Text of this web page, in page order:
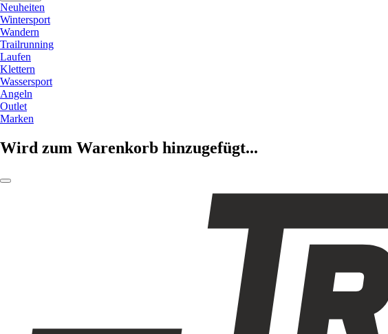
Neuheiten
Wintersport
Wandern
Trailrunning
Laufen
Klettern
Wassersport
Angeln
Outlet
Marken
Wird zum Warenkorb hinzugefügt...